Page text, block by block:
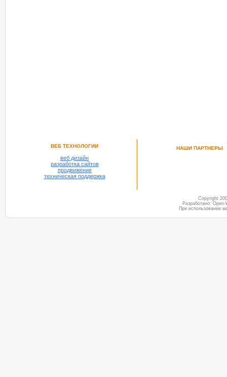
ВЕБ ТЕХНОЛОГИИ
веб дизайн
разработка сайтов
продвижение
техническая поддержка
НАШИ ПАРТНЕРЫ
Copyright
Разработано:
При использовании